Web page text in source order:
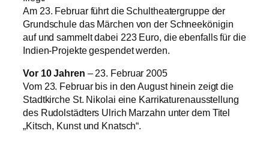
Am 23. Februar führt die Schultheatergruppe der
Grundschule das Märchen von der Schneekönigin
auf und sammelt dabei 223 Euro, die ebenfalls für die
Indien-Projekte gespendet werden.
Vor 10 Jahren – 23. Februar 2005
Vom 23. Februar bis in den August hinein zeigt die
Stadtkirche St. Nikolai eine Karrikaturenausstellung
des Rudolstädters Ulrich Marzahn unter dem Titel
„Kitsch, Kunst und Knatsch“.